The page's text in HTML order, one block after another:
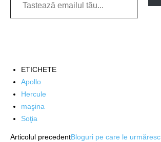
ETICHETE
Apollo
Hercule
maşina
Soţia
Articolul precedentBloguri pe care le urmăresc